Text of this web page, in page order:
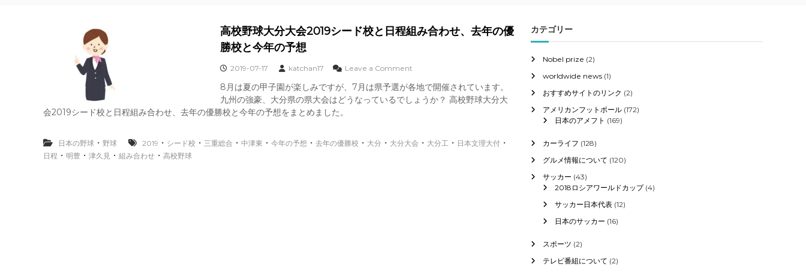
高校野球大分大会2019シード校と日程組み合わせ、去年の優
勝校と今年の予想
2019-07-17 katchan17 Leave a Commento
高
校
分
8月は夏の甲子園が楽しみですが、7月は県予選が各地で開催されています。
九州の強豪、大分県の県大会はどうなっているでしょうか？ 高校野球大分大
会2019シード校と日程組み合わせ、去年の優勝校と今年の予想をまとめました。
日本の野球 ・ 野球 2019 ・ シード校 ・ 三重総合 ・ 中津東 ・ 今年の予想 ・ 去年の優勝校 ・ 大分 ・ 大分大会 ・ 大分工 ・ 日本文理大付 ・
日程 ・ 明豊 ・ 津久見 ・ 組み合わせ ・ 高校野球
カテゴリー
Nobel prize (2)
worldwide news (1)
おすすめサイトのリンク (2)
アメリカンフットボール (172)
日本のアメフト (169)
カーライフ (128)
グルメ情報について (120)
サッカー (43)
2018ロシアワールドカップ(4)
サッカー日本代表 (12)
日本のサッカー (16)
スポーツ (2)
テレビ番組について (2)